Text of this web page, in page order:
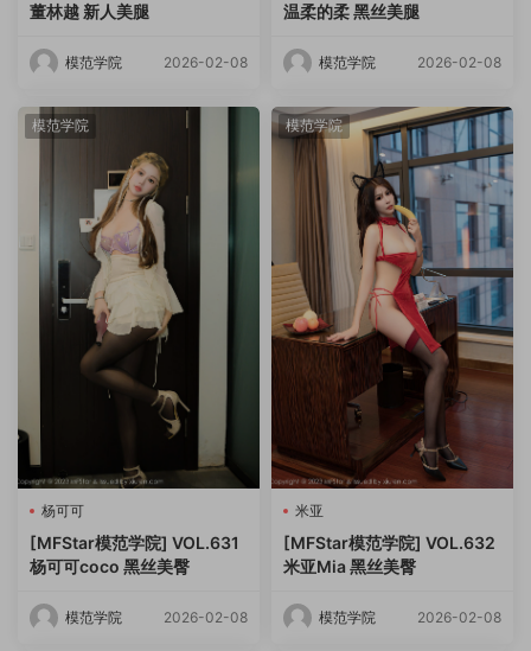
董林越 新人美腿
模范学院 2026-02-08
温柔的柔 黑丝美腿
模范学院 2026-02-08
模范学院
杨可可
[MFStar模范学院] VOL.631
杨可可coco 黑丝美臀
模范学院 2026-02-08
模范学院
米亚
[MFStar模范学院] VOL.632
米亚Mia 黑丝美臀
模范学院 2026-02-08